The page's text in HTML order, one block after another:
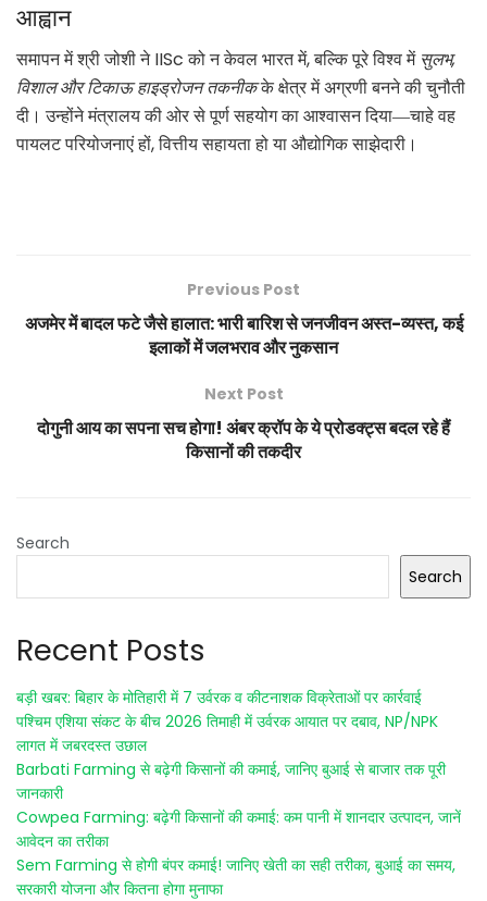
आह्वान
समापन में श्री जोशी ने IIScको न केवल भारत में,बल्कि पूरे विश्व में सुलभ,
विशाल और टिकाऊ हाइड्रोजन तकनीक के क्षेत्र में अग्रणी बनने की चुनौती
दी। उन्होंने मंत्रालय की ओर से पूर्ण सहयोग का आश्वासन दिया—चाहे वह
पायलट परियोजनाएं हों,वित्तीय सहायता हो या औद्योगिक साझेदारी।
Previous Post
अजमेर में बादल फटे जैसे हालात: भारी बारिश से जनजीवन अस्त-व्यस्त, कई
इलाकों में जलभराव और नुकसान
Next Post
दोगुनी आय का सपना सच होगा! अंबर क्रॉप के ये प्रोडक्ट्स बदल रहे हैं
किसानों की तकदीर
Search
Search
Recent Posts
बड़ी खबर: बिहार के मोतिहारी में 7 उर्वरक व कीटनाशक विक्रेताओं पर कार्रवाई
पश्चिम एशिया संकट के बीच 2026 तिमाही में उर्वरक आयात पर दबाव, NP/NPK
लागत में जबरदस्त उछाल
Barbati Farming से बढ़ेगी किसानों की कमाई, जानिए बुआई से बाजार तक पूरी
जानकारी
Cowpea Farming: बढ़ेगी किसानों की कमाई: कम पानी में शानदार उत्पादन, जानें
आवेदन का तरीका
Sem Farming से होगी बंपर कमाई! जानिए खेती का सही तरीका, बुआई का समय,
सरकारी योजना और कितना होगा मुनाफा